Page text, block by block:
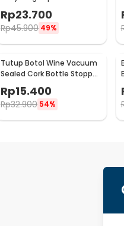
Bag Paper Filter 50PCS -
T111
Rp23.700
Rp45.900 49%
Tutup Botol Wine Vacuum
Sealed Cork Bottle Stopper
Rp15.400
Rp32.900 54%